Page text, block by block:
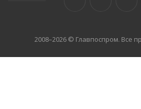
2008–2026 © Главпоспром. Все